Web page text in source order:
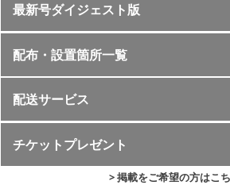
最新号ダイジェスト版
配布・設置箇所一覧
配送サービス
チケットプレゼント
> 掲載をご希望の方はこ